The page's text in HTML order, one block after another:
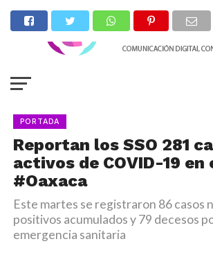
PORTADA
Reportan los SSO 281
activos de COVID-19 en
#Oaxaca
Este martes se registraron 86 casos
positivos acumulados y 79 decesos
emergencia sanitaria